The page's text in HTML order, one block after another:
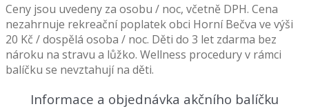
Ceny jsou uvedeny za osobu / noc, včetně DPH. Cena
nezahrnuje rekreační poplatek obci Horní Bečva ve výši
20 Kč / dospělá osoba / noc. Děti do 3 let zdarma bez
nároku na stravu a lůžko. Wellness procedury v rámci
balíčku se nevztahují na děti.
Informace a objednávka akčního balíčku